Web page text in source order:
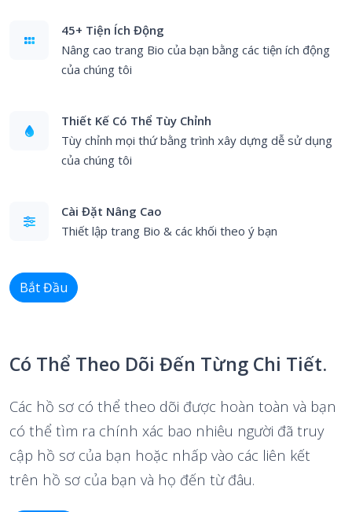
45+ Tiện Ích Động
Nâng cao trang Bio của bạn bằng các tiện ích động
của chúng tôi
Thiết Kế Có Thể Tùy Chỉnh
Tùy chỉnh mọi thứ bằng trình xây dựng dễ sử dụng
của chúng tôi
Cài Đặt Nâng Cao
Thiết lập trang Bio & các khối theo ý bạn
Bắt Đầu
Có Thể Theo Dõi Đến Từng Chi Tiết.
Các hồ sơ có thể theo dõi được hoàn toàn và bạn
có thể tìm ra chính xác bao nhiêu người đã truy
cập hồ sơ của bạn hoặc nhấp vào các liên kết
trên hồ sơ của bạn và họ đến từ đâu.